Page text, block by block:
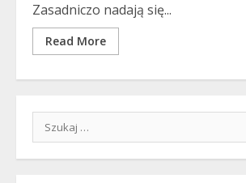
Zasadniczo nadają się...
Read More
Szukaj: